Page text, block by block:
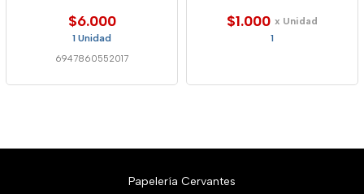
$6.000
1 Unidad
6947860552017
$1.000 x Unidad
1
Papelería Cervantes